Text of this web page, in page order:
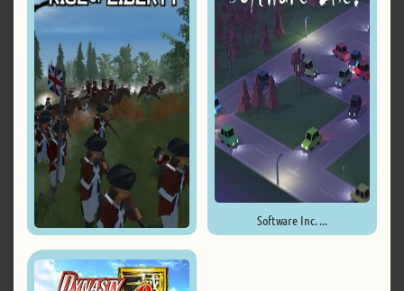
Software Inc. ...